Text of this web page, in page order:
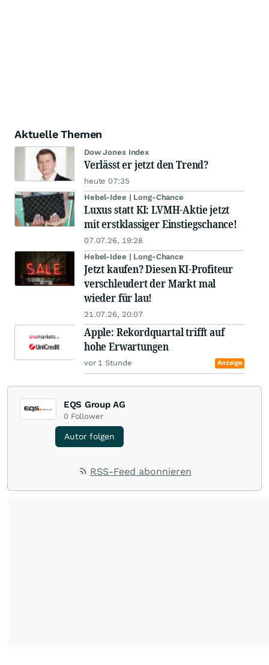
Aktuelle Themen
Dow Jones Index
Verlässt er jetzt den Trend?
heute 07:35
Hebel-Idee | Long-Chance
Luxus statt KI: LVMH-Aktie jetzt
mit erstklassiger Einstiegschance!
07.07.26, 19:28
Hebel-Idee | Long-Chance
Jetzt kaufen? Diesen KI-Profiteur
verschleudert der Markt mal
wieder für lau!
21.07.26, 20:07
Apple: Rekordquartal trifft auf
hohe Erwartungen
vor 1 Stunde Anzeige
EQS Group AG
0 Follower
Autor folgen
RSS-Feed abonnieren